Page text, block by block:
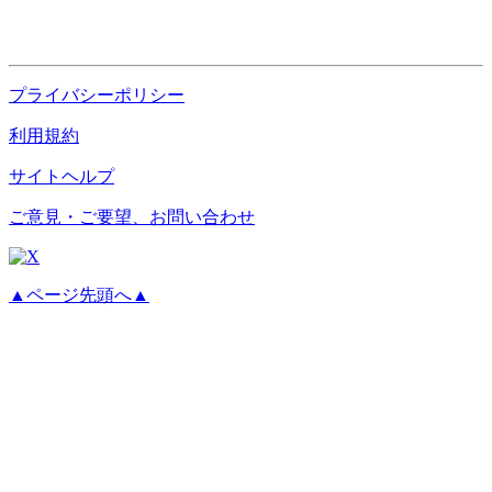
プライバシーポリシー
利用規約
サイトヘルプ
ご意見・ご要望、お問い合わせ
▲ページ先頭へ▲